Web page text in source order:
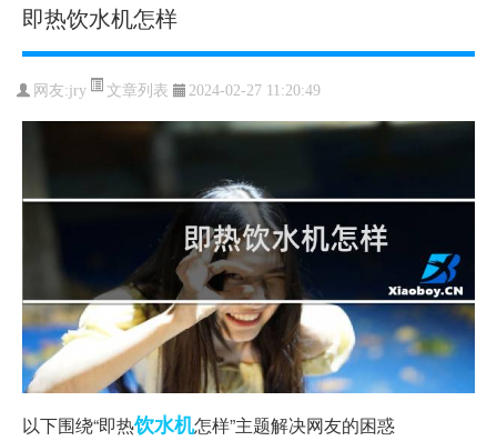
即热饮水机怎样
网友:jry 文章列表 2024-02-27 11:20:49
以下围绕“即热饮水机怎样”主题解决网友的困惑